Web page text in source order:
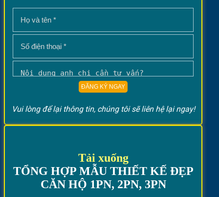
Vui lòng để lại thông tin, chúng tôi sẽ liên hệ lại ngay!
Tải xuống
TỔNG HỢP MẪU THIẾT KẾ ĐẸP
CĂN HỘ 1PN, 2PN, 3PN